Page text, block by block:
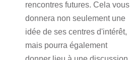
rencontres futures. Cela vous
donnera non seulement une
idée de ses centres d'intérêt,
mais pourra également